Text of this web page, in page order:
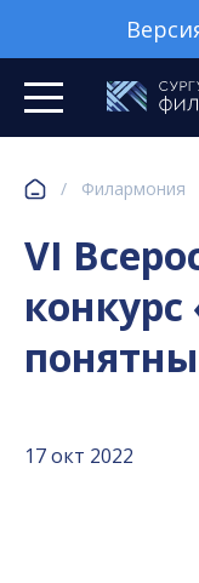
/ Филармония
VI
17 окт 2022